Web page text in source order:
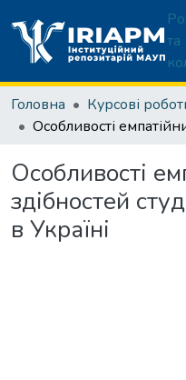
та
Головна Курсові
Особливості
здібностей
в Україні